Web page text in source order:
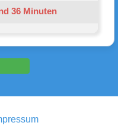
36 Minuten